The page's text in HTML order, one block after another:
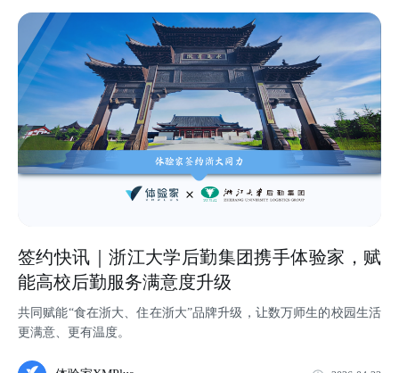
签约快讯｜浙江大学后勤集团携手体验家，赋
能高校后勤服务满意度升级
共同赋能“食在浙大、住在浙大”品牌升级，让数万师生的校园生活
更满意、更有温度。